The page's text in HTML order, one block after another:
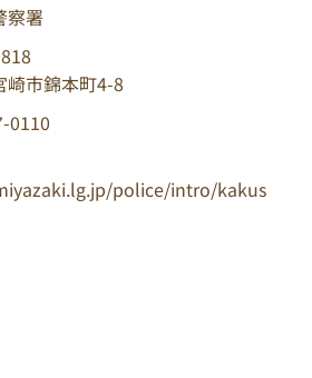
察署
崎市錦本町4-8
0110
police/intro/kakus